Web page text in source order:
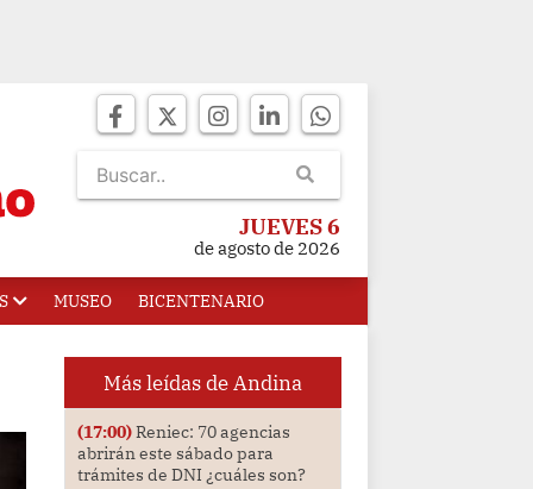
JUEVES 6
de agosto de 2026
MUSEO BICENTENARIO
Más leídas de Andina
(17:00)Reniec: 70 agencias
abrirán este sábado para
trámites de DNI ¿cuáles son?